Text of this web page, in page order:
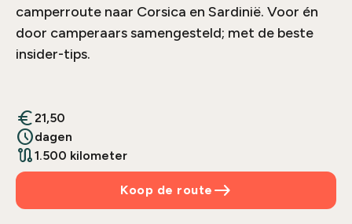
camperroute naar Corsica en Sardinië. Voor én
door camperaars samengesteld; met de beste
insider-tips.
euro21,50
scheduledagen
route1.500 kilometer
east
Koop de route